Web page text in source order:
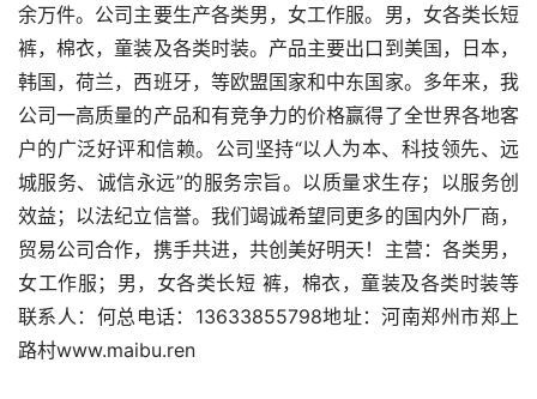
余万件。公司主要生产各类男，女工作服。男，女各类长短
裤，棉衣，童装及各类时装。产品主要出口到美国，日本，
韩国，荷兰，西班牙，等欧盟国家和中东国家。多年来，我
公司一高质量的产品和有竞争力的价格赢得了全世界各地客
户的广泛好评和信赖。公司坚持“以人为本、科技领先、远
城服务、诚信永远”的服务宗旨。以质量求生存；以服务创
效益；以法纪立信誉。我们竭诚希望同更多的国内外厂商，
贸易公司合作，携手共进，共创美好明天！主营：各类男，
女工作服；男，女各类长短 裤，棉衣，童装及各类时装等
联系人：何总电话：13633855798地址：河南郑州市郑上
路村www.maibu.ren